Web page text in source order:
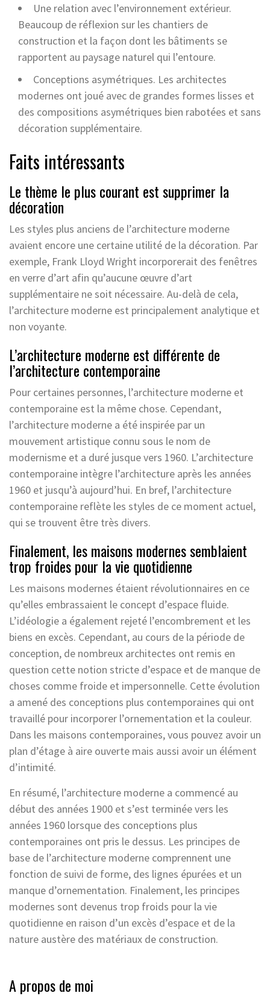
Une relation avec l’environnement extérieur.
Beaucoup de réflexion sur les chantiers de
construction et la façon dont les bâtiments se
rapportent au paysage naturel qui l’entoure.
Conceptions asymétriques. Les architectes
modernes ont joué avec de grandes formes lisses et
des compositions asymétriques bien rabotées et sans
décoration supplémentaire.
Faits intéressants
Le thème le plus courant est supprimer la
décoration
Les styles plus anciens de l’architecture moderne
avaient encore une certaine utilité de la décoration. Par
exemple, Frank Lloyd Wright incorporerait des fenêtres
en verre d’art afin qu’aucune œuvre d’art
supplémentaire ne soit nécessaire. Au-delà de cela,
l’architecture moderne est principalement analytique et
non voyante.
L’architecture moderne est différente de
l’architecture contemporaine
Pour certaines personnes, l’architecture moderne et
contemporaine est la même chose. Cependant,
l’architecture moderne a été inspirée par un
mouvement artistique connu sous le nom de
modernisme et a duré jusque vers 1960. L’architecture
contemporaine intègre l’architecture après les années
1960 et jusqu’à aujourd’hui. En bref, l’architecture
contemporaine reflète les styles de ce moment actuel,
qui se trouvent être très divers.
Finalement, les maisons modernes semblaient
trop froides pour la vie quotidienne
Les maisons modernes étaient révolutionnaires en ce
qu’elles embrassaient le concept d’espace fluide.
L’idéologie a également rejeté l’encombrement et les
biens en excès. Cependant, au cours de la période de
conception, de nombreux architectes ont remis en
question cette notion stricte d’espace et de manque de
choses comme froide et impersonnelle. Cette évolution
a amené des conceptions plus contemporaines qui ont
travaillé pour incorporer l’ornementation et la couleur.
Dans les maisons contemporaines, vous pouvez avoir un
plan d’étage à aire ouverte mais aussi avoir un élément
d’intimité.
En résumé, l’architecture moderne a commencé au
début des années 1900 et s’est terminée vers les
années 1960 lorsque des conceptions plus
contemporaines ont pris le dessus. Les principes de
base de l’architecture moderne comprennent une
fonction de suivi de forme, des lignes épurées et un
manque d’ornementation. Finalement, les principes
modernes sont devenus trop froids pour la vie
quotidienne en raison d’un excès d’espace et de la
nature austère des matériaux de construction.
A propos de moi